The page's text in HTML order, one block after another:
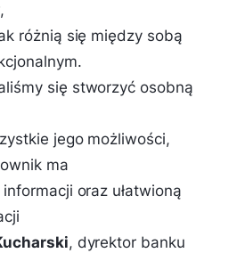
różnią się między sobą
się stworzyć osobną
jego możliwości,
ma
oraz ułatwioną
, dyrektor banku